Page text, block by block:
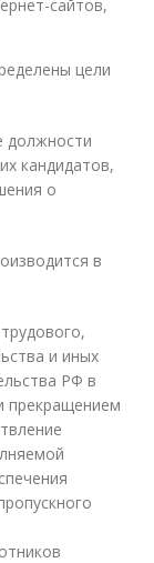
сайтов,
цели
должности
кандидатов,
о
в
и иных
РФ в
прекращением